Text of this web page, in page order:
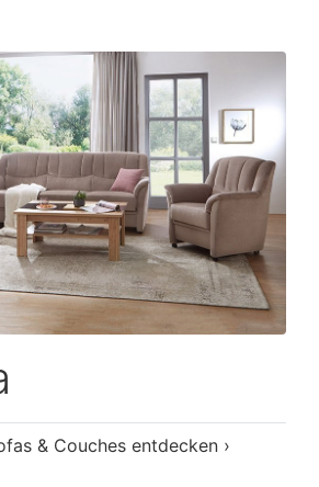
& Couches entdecken ›